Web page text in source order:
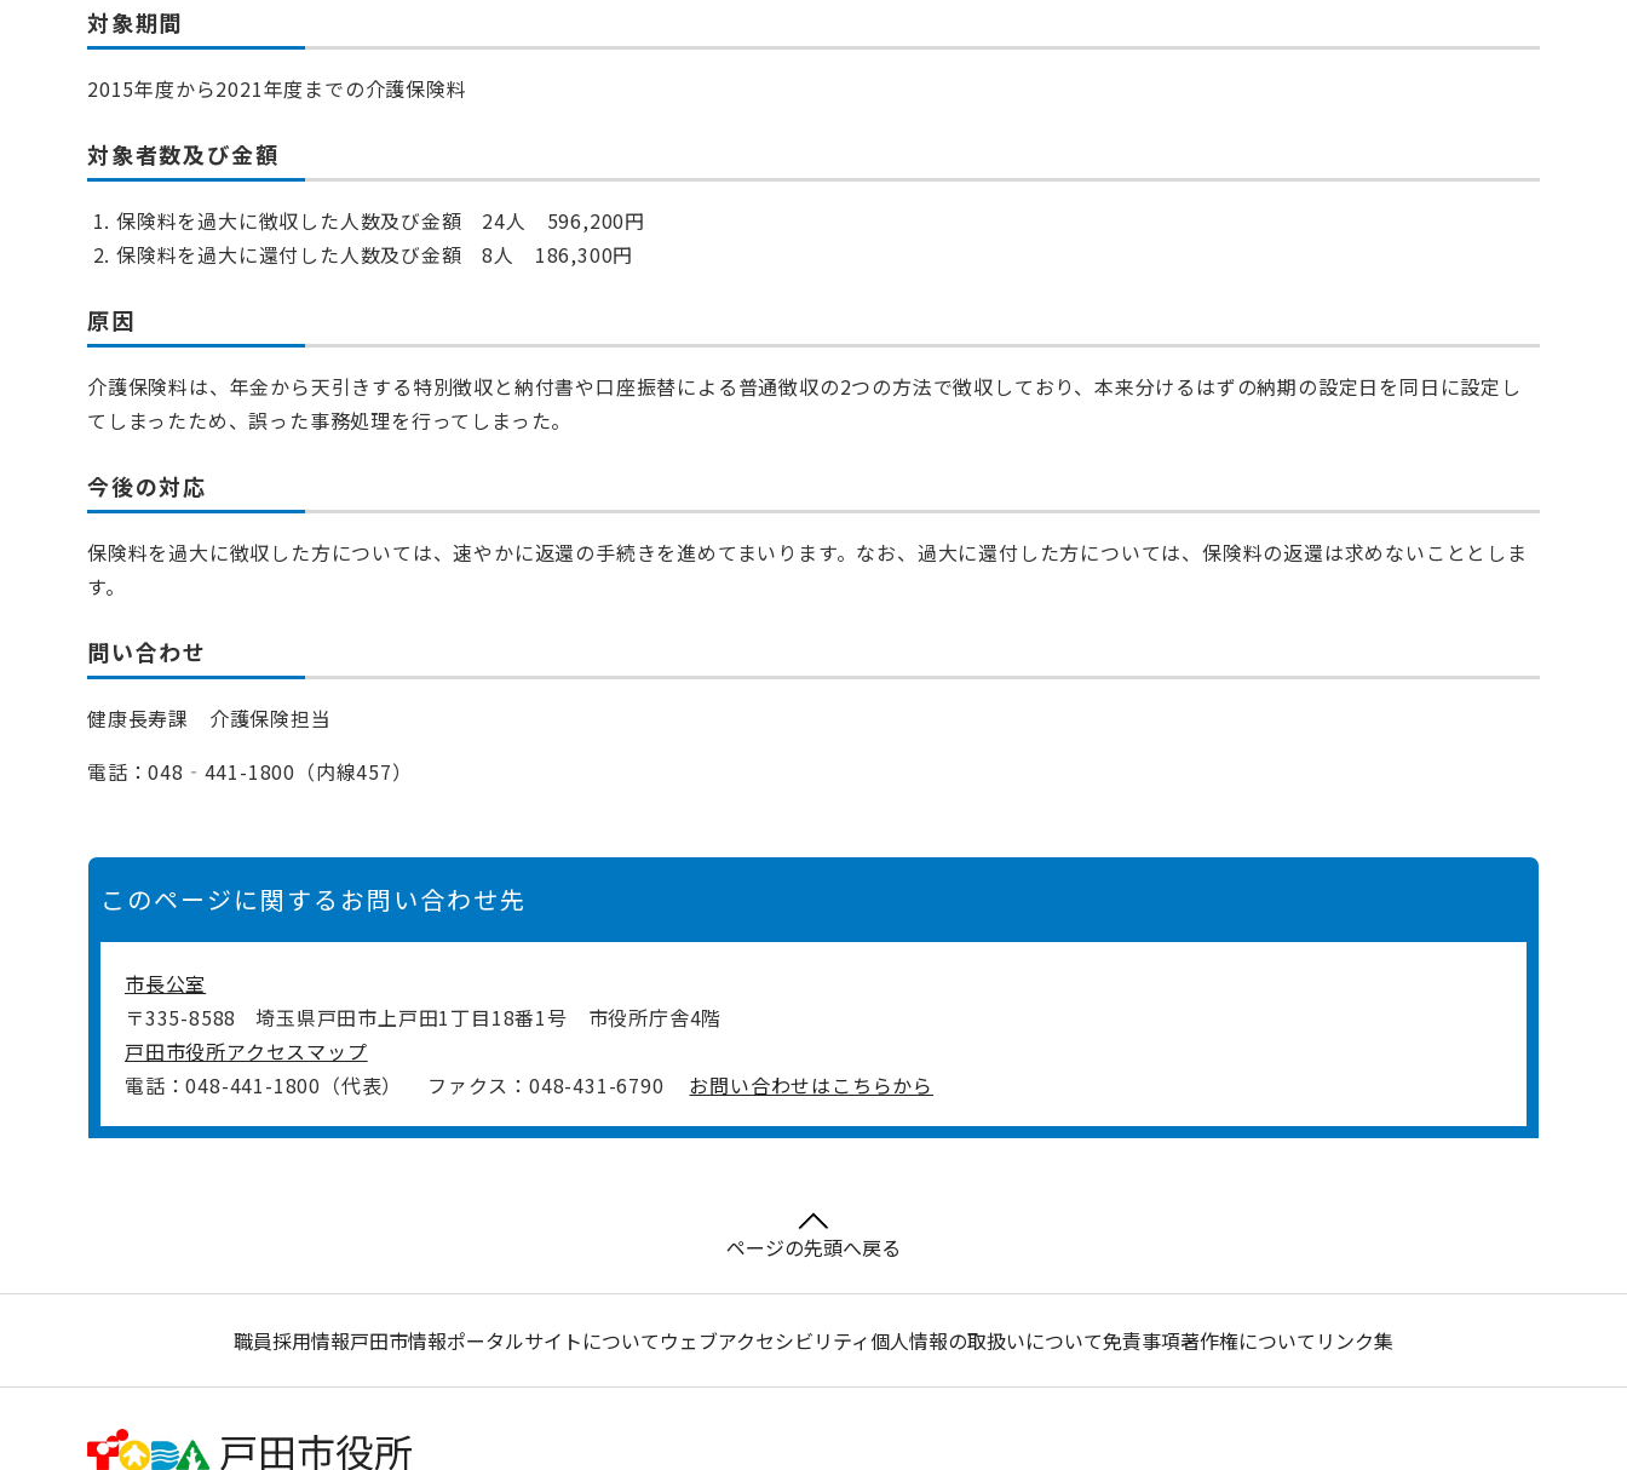
対象期間
2015年度から2021年度までの介護保険料
対象者数及び金額
保険料を過大に徴収した人数及び金額 24人 596,200円
保険料を過大に還付した人数及び金額 8人 186,300円
原因
介護保険料は、年金から天引きする特別徴収と納付書や口座振替による普通徴収の2つの方法で徴収しており、本来分けるはずの納期の設定日を同日に設定し
てしまったため、誤った事務処理を行ってしまった。
今後の対応
保険料を過大に徴収した方については、速やかに返還の手続きを進めてまいります。なお、過大に還付した方については、保険料の返還は求めないこととしま
す。
問い合わせ
健康長寿課 介護保険担当
電話：048‐441-1800（内線457）
このページに関するお問い合わせ先
市長公室
〒335-8588
埼玉県戸田市上戸田1丁目18番1号 市役所庁舎4階
戸田市役所アクセスマップ
電話：048-441-1800（代表）
ファクス：048-431-6790 お問い合わせはこちらから
ページの先頭へ戻る
職員採用情報戸田市情報ポータルサイトについてウェブアクセシビリティ個人情報の取扱いについて免責事項著作権について リンク集